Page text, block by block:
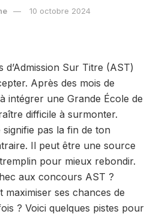
10 octobre 2024
d’Admission Sur Titre (AST)
Après des mois de
intégrer une Grande École de
difficile à surmonter.
signifie pas la fin de ton
Il peut être une source
pour mieux rebondir.
aux concours AST ?
maximiser ses chances de
? Voici quelques pistes pour